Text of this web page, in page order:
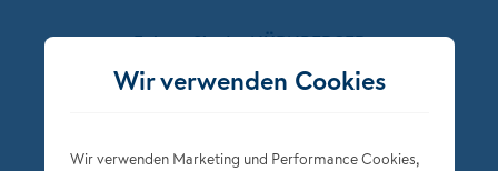
Folgen Sie der NÜRNBERGER
Wir verwenden Cookies
Wir verwenden Marketing und Performance Cookies,